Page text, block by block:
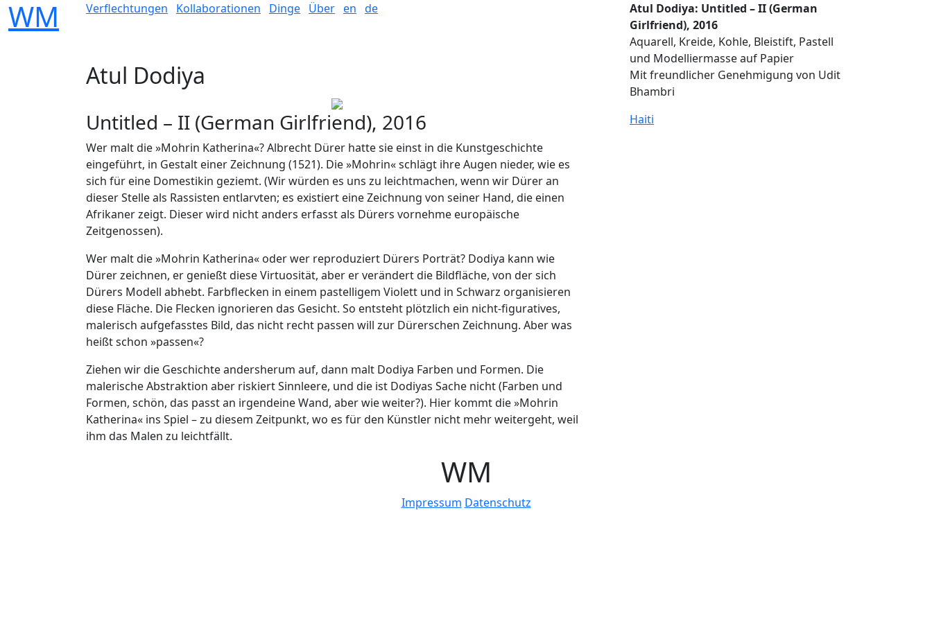
WM Verflechtungen Kollaborationen Dinge Über en de
Atul Dodiya
Atul Dodiya: Untitled – II (German
Girlfriend), 2016
Aquarell, Kreide, Kohle, Bleistift, Pastell
und Modelliermasse auf Papier
Mit freundlicher Genehmigung von Udit
Bhambri
Untitled – II (German Girlfriend), 2016
Wer malt die »Mohrin Katherina«? Albrecht Dürer hatte sie einst in die Kunstgeschichte
eingeführt, in Gestalt einer Zeichnung (1521). Die »Mohrin« schlägt ihre Augen nieder, wie es
sich für eine Domestikin geziemt. (Wir würden es uns zu leichtmachen, wenn wir Dürer an
dieser Stelle als Rassisten entlarvten; es existiert eine Zeichnung von seiner Hand, die einen
Afrikaner zeigt. Dieser wird nicht anders erfasst als Dürers vornehme europäische
Zeitgenossen).
Wer malt die »Mohrin Katherina« oder wer reproduziert Dürers Porträt? Dodiya kann wie
Dürer zeichnen, er genießt diese Virtuosität, aber er verändert die Bildfläche, von der sich
Dürers Modell abhebt. Farbflecken in einem pastelligem Violett und in Schwarz organisieren
diese Fläche. Die Flecken ignorieren das Gesicht. So entsteht plötzlich ein nicht-figuratives,
malerisch aufgefasstes Bild, das nicht recht passen will zur Dürerschen Zeichnung. Aber was
heißt schon »passen«?
Ziehen wir die Geschichte andersherum auf, dann malt Dodiya Farben und Formen. Die
malerische Abstraktion aber riskiert Sinnleere, und die ist Dodiyas Sache nicht (Farben und
Formen, schön, das passt an irgendeine Wand, aber wie weiter?). Hier kommt die »Mohrin
Katherina« ins Spiel – zu diesem Zeitpunkt, wo es für den Künstler nicht mehr weitergeht, weil
ihm das Malen zu leichtfällt.
Haiti
WM
Impressum Datenschutz